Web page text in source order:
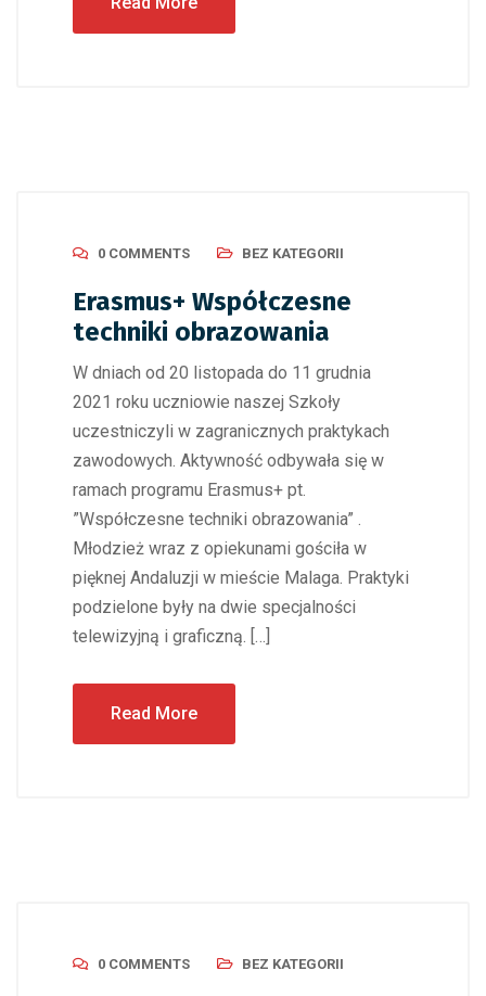
0 COMMENTS BEZ KATEGORII
Erasmus+ Współczesne
techniki obrazowania
W dniach od 20 listopada do 11 grudnia
2021 roku uczniowie naszej Szkoły
uczestniczyli w zagranicznych praktykach
zawodowych. Aktywność odbywała się w
ramach programu Erasmus+ pt.
”Współczesne techniki obrazowania” .
Młodzież wraz z opiekunami gościła w
pięknej Andaluzji w mieście Malaga. Praktyki
podzielone były na dwie specjalności
telewizyjną i graficzną. […]
Read More
0 COMMENTS BEZ KATEGORII